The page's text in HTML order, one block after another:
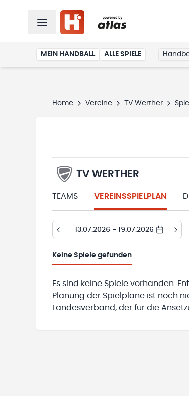
MEIN HANDBALL ALLE SPIELE
Home Vereine TV Werther
TV WERTHER
TEAMS VEREINSSPIELPLAN
13.07.2026 - 19.07.2026
Keine Spiele gefunden
Es sind keine Spiele vorhanden.
Planung der Spielpläne ist noch
Landesverband, der für die